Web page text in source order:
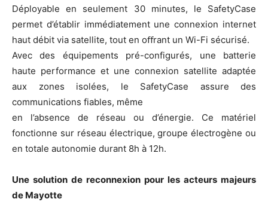
Déployable en seulement 30 minutes, le SafetyCase
permet d’établir immédiatement une connexion internet
haut débit via satellite, tout en oﬀrant un Wi-Fi sécurisé.
Avec des équipements pré-configurés, une batterie
haute performance et une connexion satellite adaptée
aux zones isolées, le SafetyCase assure des
communications fiables, même
en l’absence de réseau ou d’énergie. Ce matériel
fonctionne sur réseau électrique, groupe électrogène ou
en totale autonomie durant 8h à 12h.
Une solution de reconnexion pour les acteurs majeurs
de Mayotte